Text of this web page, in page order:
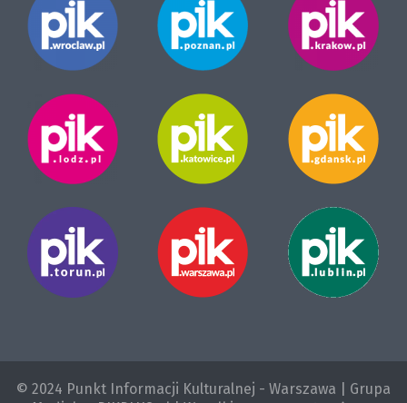
© 2024 Punkt Informacji Kulturalnej - Warszawa | Grupa